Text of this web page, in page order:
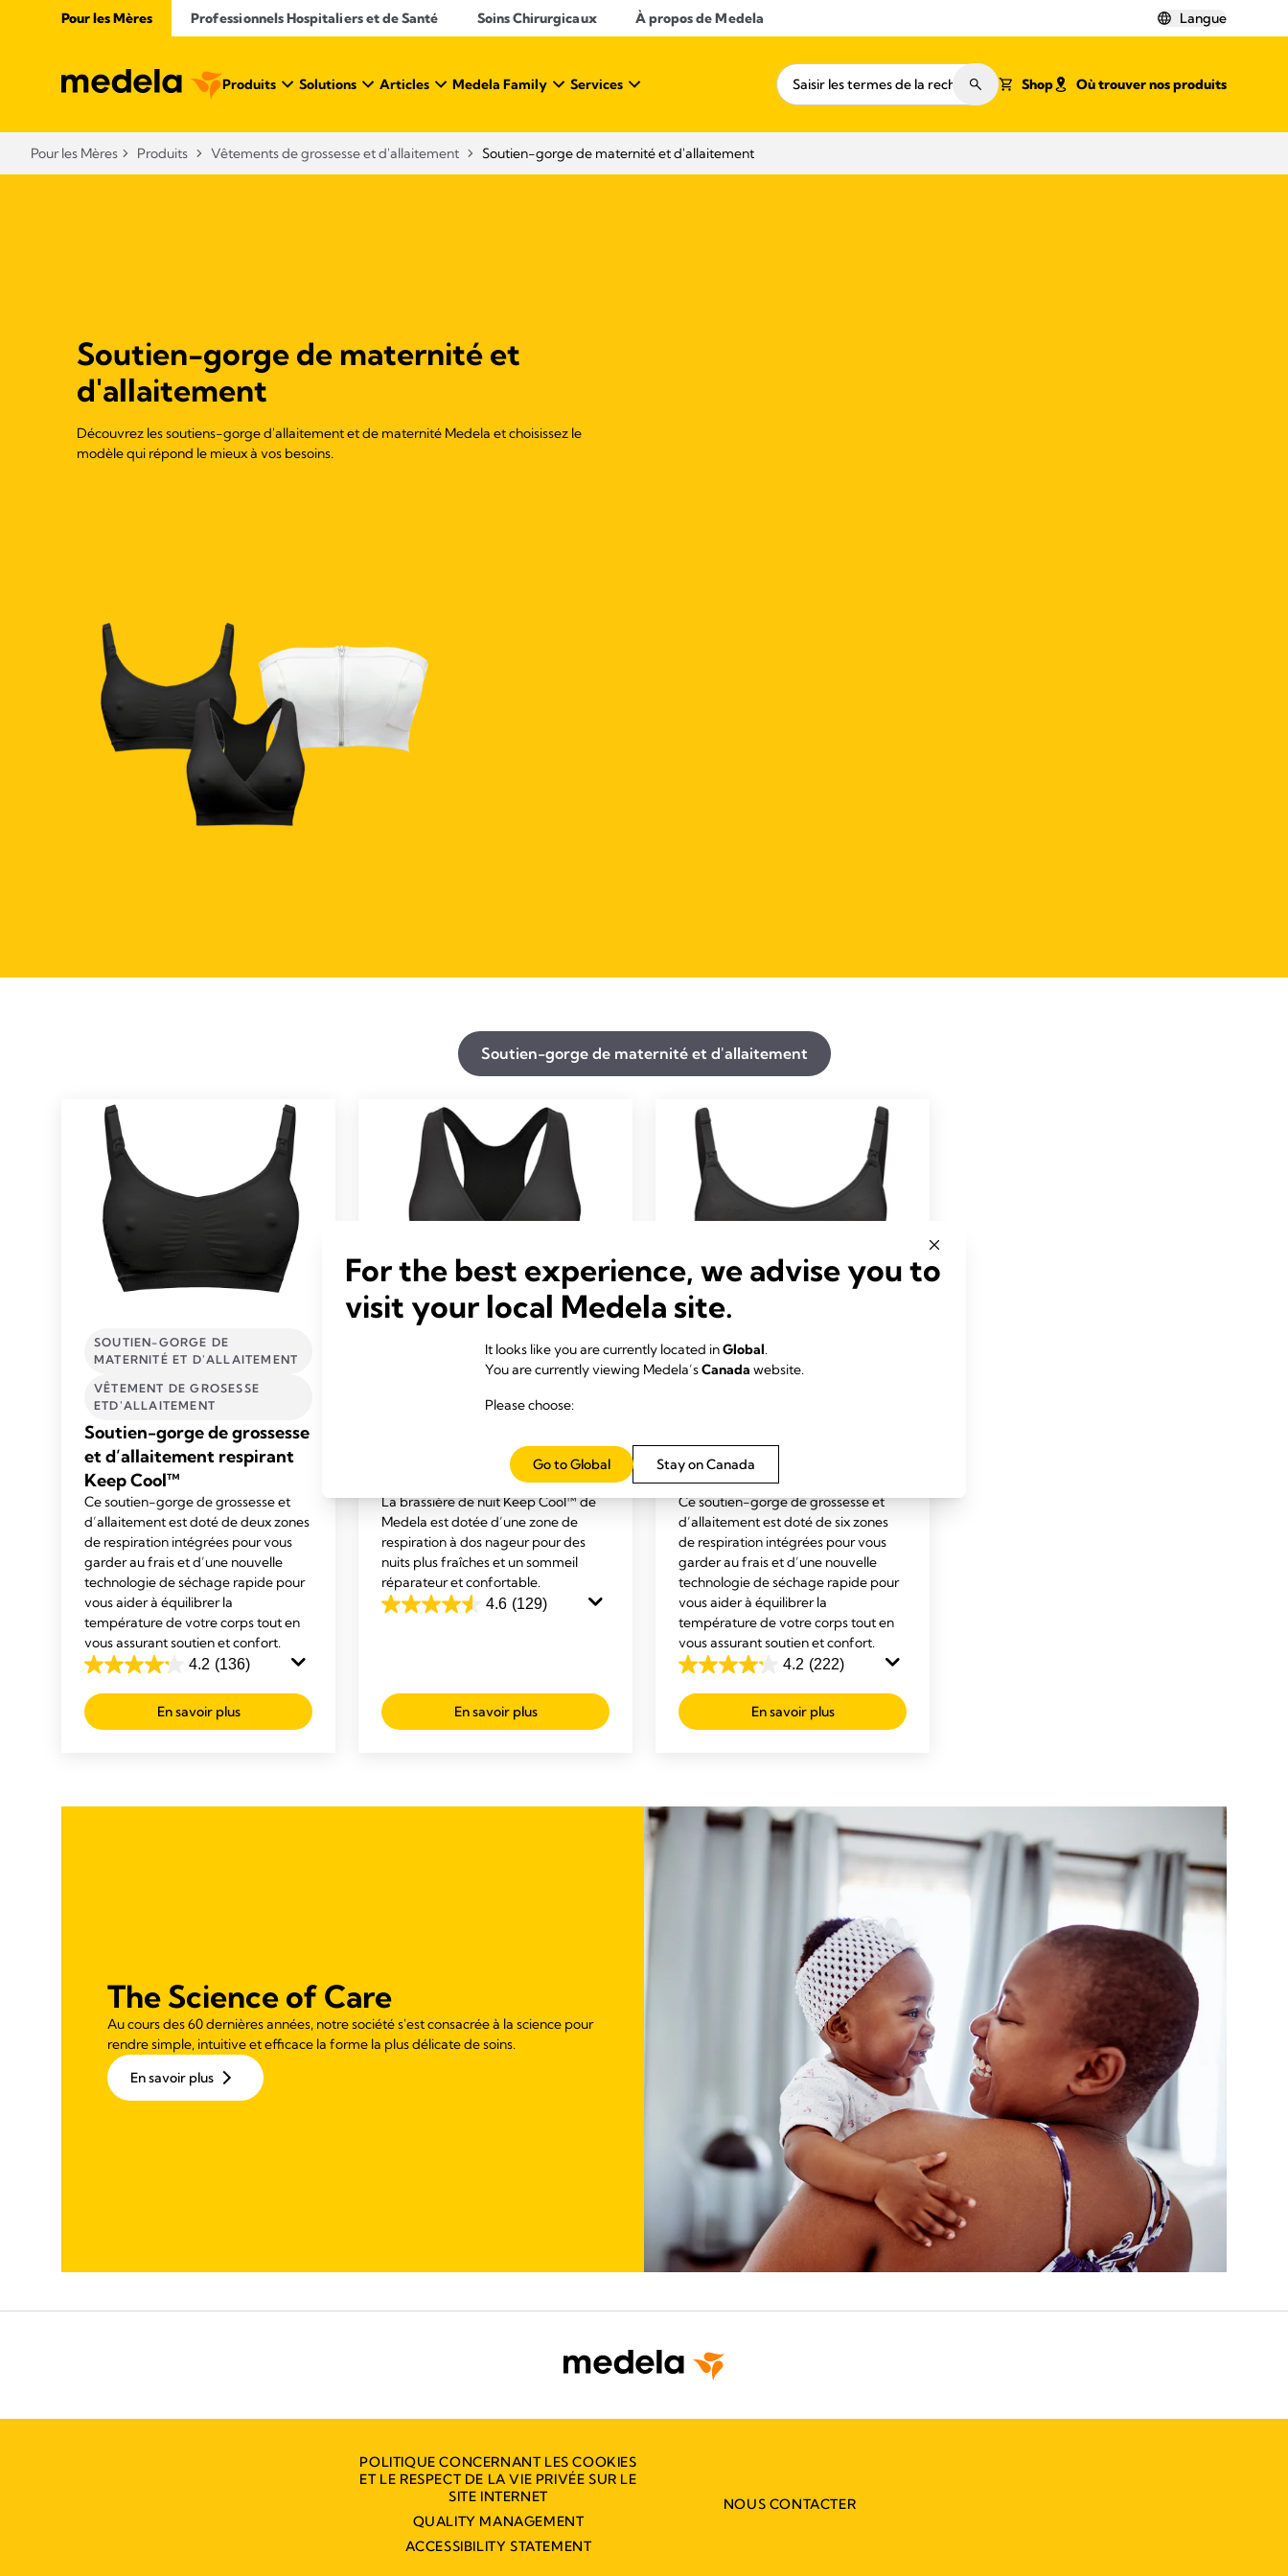
Pour les Mères Professionnels Hospitaliers et de Santé Soins Chirurgicaux À propos de Medela Langue
Produits Solutions Articles Medela Family Services Shop Où trouver nos produits
Pour les Mères Produits Vêtements de grossesse et d'allaitement Soutien-gorge de maternité et d'allaitement
Soutien-gorge de maternité et
d'allaitement
Découvrez les soutiens-gorge d'allaitement et de maternité Medela et choisissez le
modèle qui répond le mieux à vos besoins.
Soutien-gorge de maternité et d'allaitement
SOUTIEN-GORGE DE
MATERNITÉ ET D'ALLAITEMENT
VÊTEMENT DE GROSESSE
ETD'ALLAITEMENT
Soutien-gorge de grossesse
et d’allaitement respirant
Keep Cool™
Ce soutien-gorge de grossesse et
d’allaitement est doté de deux zones
de respiration intégrées pour vous
garder au frais et d’une nouvelle
technologie de séchage rapide pour
vous aider à équilibrer la
température de votre corps tout en
vous assurant soutien et confort.
4.2 (136)
4.2
out
of
En savoir plus
SOUTIEN-GORGE DE
MATERNITÉ ET D'ALLAITEMENT
ETD'ALLAITEMENT
grossesse et d’allaitement
respirante Keep Cool™
La brassière de nuit Keep Cool™ de
Medela est dotée d’une zone de
respiration à dos nageur pour des
nuits plus fraîches et un sommeil
réparateur et confortable.
4.6 (129)
4.6
stars.
129
En savoir plus
SOUTIEN-GORGE DE
MATERNITÉ ET D'ALLAITEMENT
et d’allaitement ultra-
respirant Keep Cool™
Ce soutien-gorge de grossesse et
d’allaitement est doté de six zones
de respiration intégrées pour vous
garder au frais et d’une nouvelle
technologie de séchage rapide pour
vous aider à équilibrer la
température de votre corps tout en
vous assurant soutien et confort.
4.2 (222)
4.2
out
of
reviews
En savoir plus
The Science of Care
Au cours des 60 dernières années, notre société s'est consacrée à la science pour
rendre simple, intuitive et efficace la forme la plus délicate de soins.
En savoir plus
POLITIQUE CONCERNANT LES COOKIES
ET LE RESPECT DE LA VIE PRIVÉE SUR LE
SITE INTERNET
QUALITY MANAGEMENT
ACCESSIBILITY STATEMENT
NOUS CONTACTER
For the best experience, we advise you to
visit your local Medela site.
It looks like you are currently located inGlobal.
You are currently viewing Medela’sCanada website.
Please choose:
Stay on Canada
Go to Global